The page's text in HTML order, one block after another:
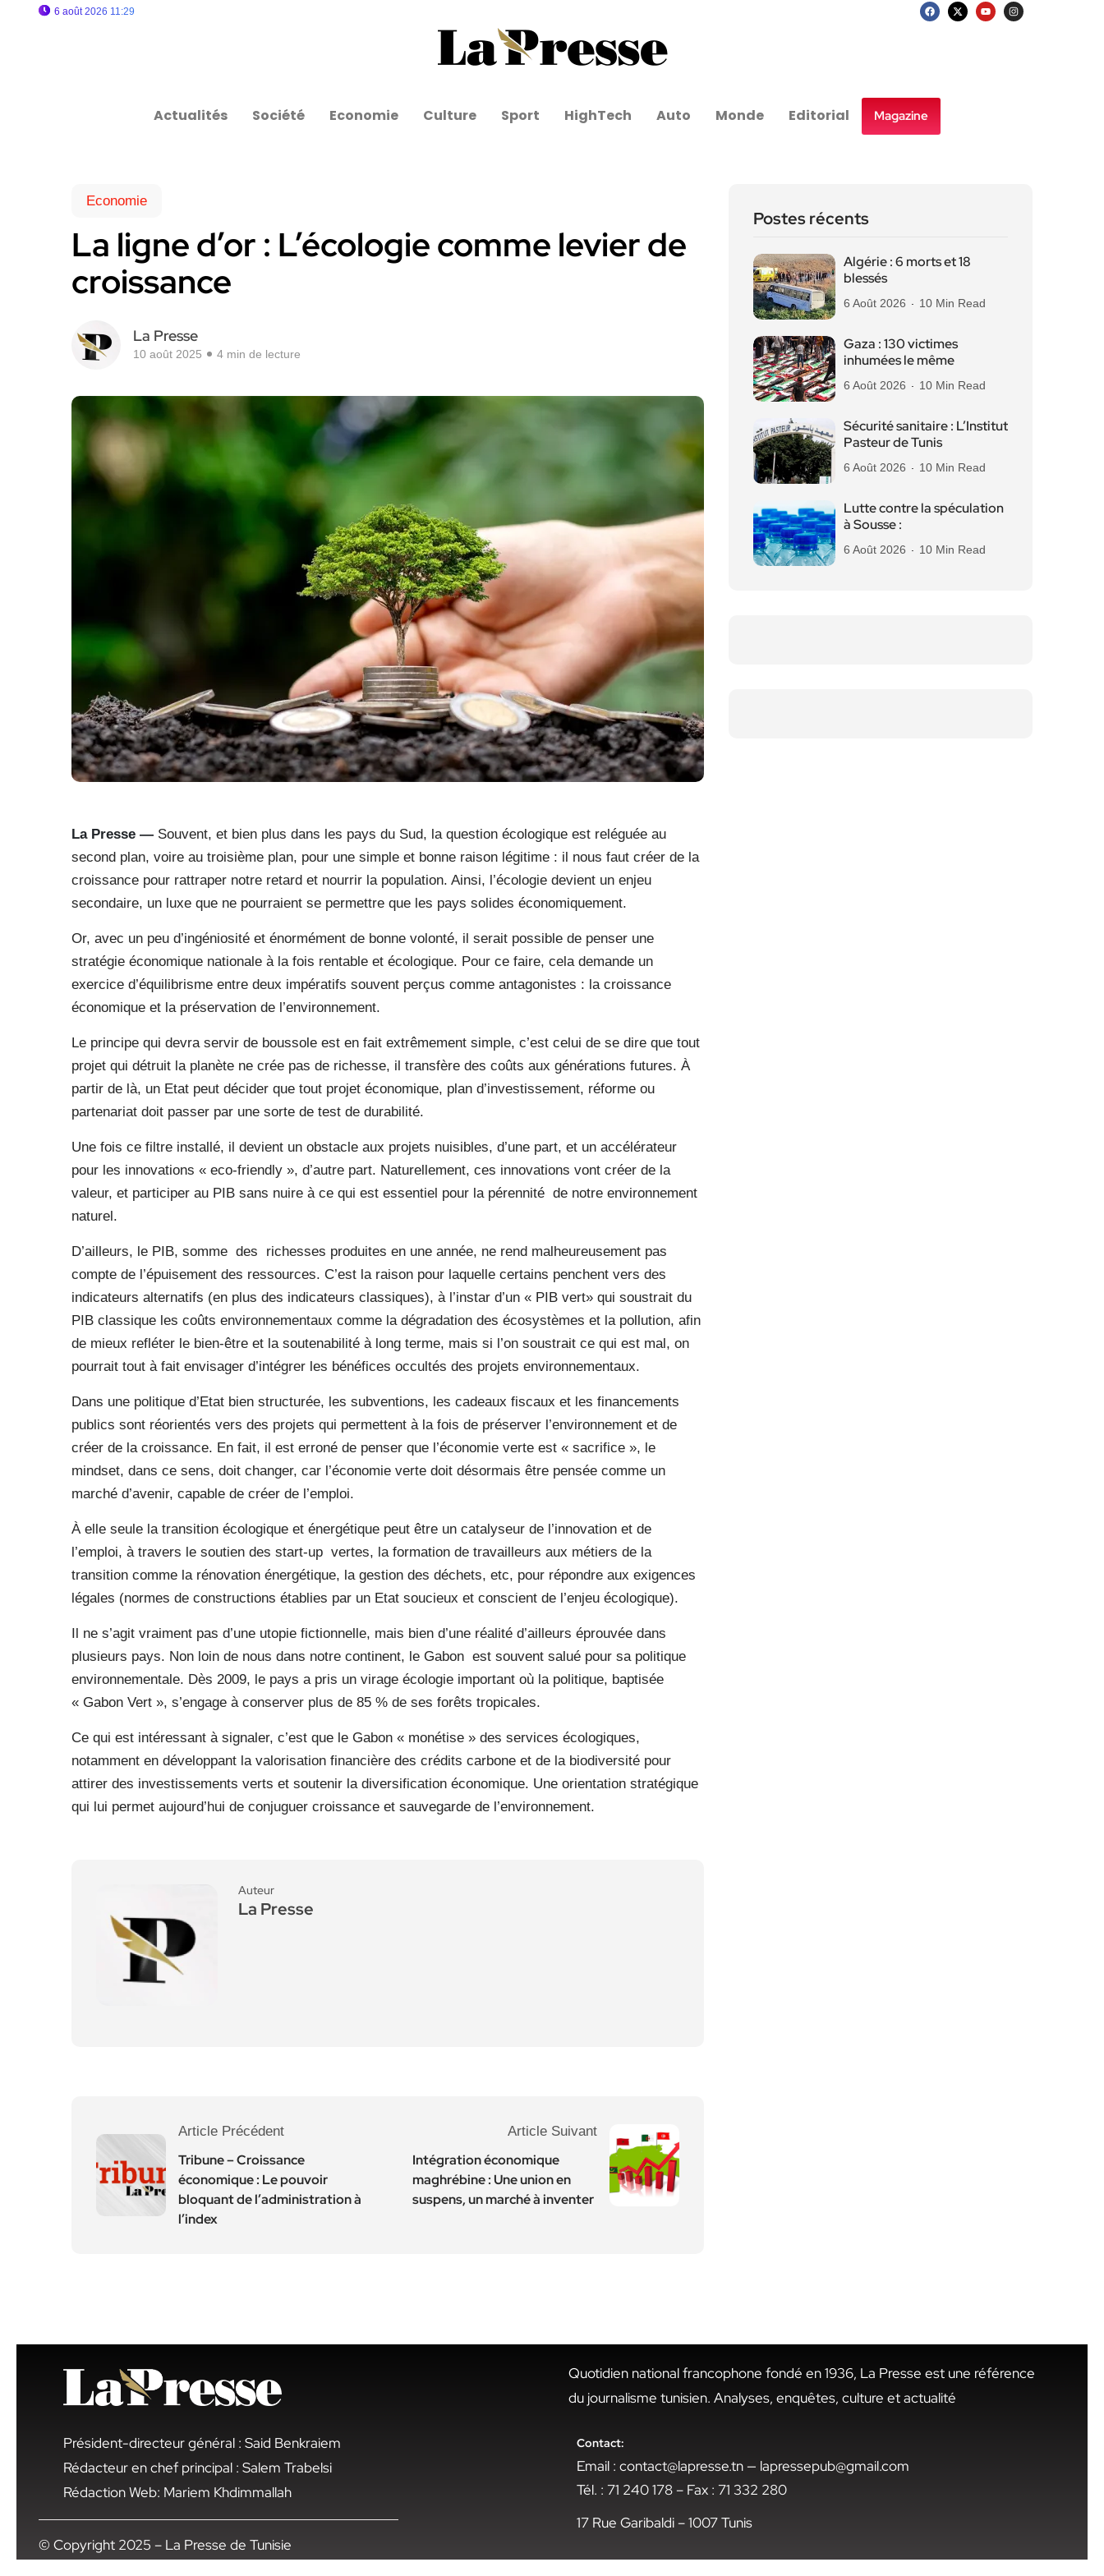
6 août 2026 11:29
Actualités Société Economie Culture Sport HighTech Auto Monde Editorial Magazine
Economie
La ligne d’or : L’écologie comme levier de
croissance
La Presse
10 août 2025 4 min de lecture
La Presse — Souvent, et bien plus dans les pays du Sud, la question écologique est reléguée au
second plan, voire au troisième plan, pour une simple et bonne raison légitime : il nous faut créer de la
croissance pour rattraper notre retard et nourrir la population. Ainsi, l’écologie devient un enjeu
secondaire, un luxe que ne pourraient se permettre que les pays solides économiquement.
Or, avec un peu d’ingéniosité et énormément de bonne volonté, il serait possible de penser une
stratégie économique nationale à la fois rentable et écologique. Pour ce faire, cela demande un
exercice d’équilibrisme entre deux impératifs souvent perçus comme antagonistes : la croissance
économique et la préservation de l’environnement.
Le principe qui devra servir de boussole est en fait extrêmement simple, c’est celui de se dire que tout
projet qui détruit la planète ne crée pas de richesse, il transfère des coûts aux générations futures. À
partir de là, un Etat peut décider que tout projet économique, plan d’investissement, réforme ou
partenariat doit passer par une sorte de test de durabilité.
Une fois ce filtre installé, il devient un obstacle aux projets nuisibles, d’une part, et un accélérateur
pour les innovations « eco-friendly », d’autre part. Naturellement, ces innovations vont créer de la
valeur, et participer au PIB sans nuire à ce qui est essentiel pour la pérennité de notre environnement
naturel.
D’ailleurs, le PIB, somme des
richesses produites en une année, ne rend malheureusement pas
compte de l’épuisement des ressources. C’est la raison pour laquelle certains penchent vers des
indicateurs alternatifs (en plus des indicateurs classiques), à l’instar d’un « PIB vert» qui soustrait du
PIB classique les coûts environnementaux comme la dégradation des écosystèmes et la pollution, afin
de mieux refléter le bien-être et la soutenabilité à long terme, mais si l’on soustrait ce qui est mal, on
pourrait tout à fait envisager d’intégrer les bénéfices occultés des projets environnementaux.
Dans une politique d’Etat bien structurée, les subventions, les cadeaux fiscaux et les financements
publics sont réorientés vers des projets qui permettent à la fois de préserver l’environnement et de
créer de la croissance. En fait, il est erroné de penser que l’économie verte est « sacrifice », le
mindset, dans ce sens, doit changer, car l’économie verte doit désormais être pensée comme un
marché d’avenir, capable de créer de l’emploi.
À elle seule la transition écologique et énergétique peut être un catalyseur de l’innovation et de
l’emploi, à travers le soutien des start-up vertes, la formation de travailleurs aux métiers de la
transition comme la rénovation énergétique, la gestion des déchets, etc, pour répondre aux exigences
légales (normes de constructions établies par un Etat soucieux et conscient de l’enjeu écologique).
Il ne s’agit vraiment pas d’une utopie fictionnelle, mais bien d’une réalité d’ailleurs éprouvée dans
plusieurs pays. Non loin de nous dans notre continent, le Gabon est souvent salué pour sa politique
environnementale. Dès 2009, le pays a pris un virage écologie important où la politique, baptisée
« Gabon Vert », s’engage à conserver plus de 85 % de ses forêts tropicales.
Ce qui est intéressant à signaler, c’est que le Gabon « monétise » des services écologiques,
notamment en développant la valorisation financière des crédits carbone et de la biodiversité pour
attirer des investissements verts et soutenir la diversification économique. Une orientation stratégique
qui lui permet aujourd’hui de conjuguer croissance et sauvegarde de l’environnement.
Auteur
La Presse
Article Précédent
Tribune – Croissance
économique : Le pouvoir
bloquant de l’administration à
l’index
Article Suivant
Intégration économique
maghrébine : Une union en
suspens, un marché à inventer
Postes récents
Algérie : 6 morts et 18
blessés
6 Août 2026 10 Min Read
Gaza : 130 victimes
inhumées le même
6 Août 2026 10 Min Read
Sécurité sanitaire : L’Institut
Pasteur de Tunis
6 Août 2026 10 Min Read
Lutte contre la spéculation
à Sousse :
6 Août 2026 10 Min Read
Président-directeur général : Said Benkraiem
Rédacteur en chef principal : Salem Trabelsi
Rédaction Web: Mariem Khdimmallah
© Copyright 2025 – La Presse de Tunisie
Quotidien national francophone fondé en 1936, La Presse est une référence
du journalisme tunisien. Analyses, enquêtes, culture et actualité
Contact:
Email : contact@lapresse.tn — lapressepub@gmail.com
Tél. : 71 240 178 – Fax : 71 332 280
17 Rue Garibaldi – 1007 Tunis